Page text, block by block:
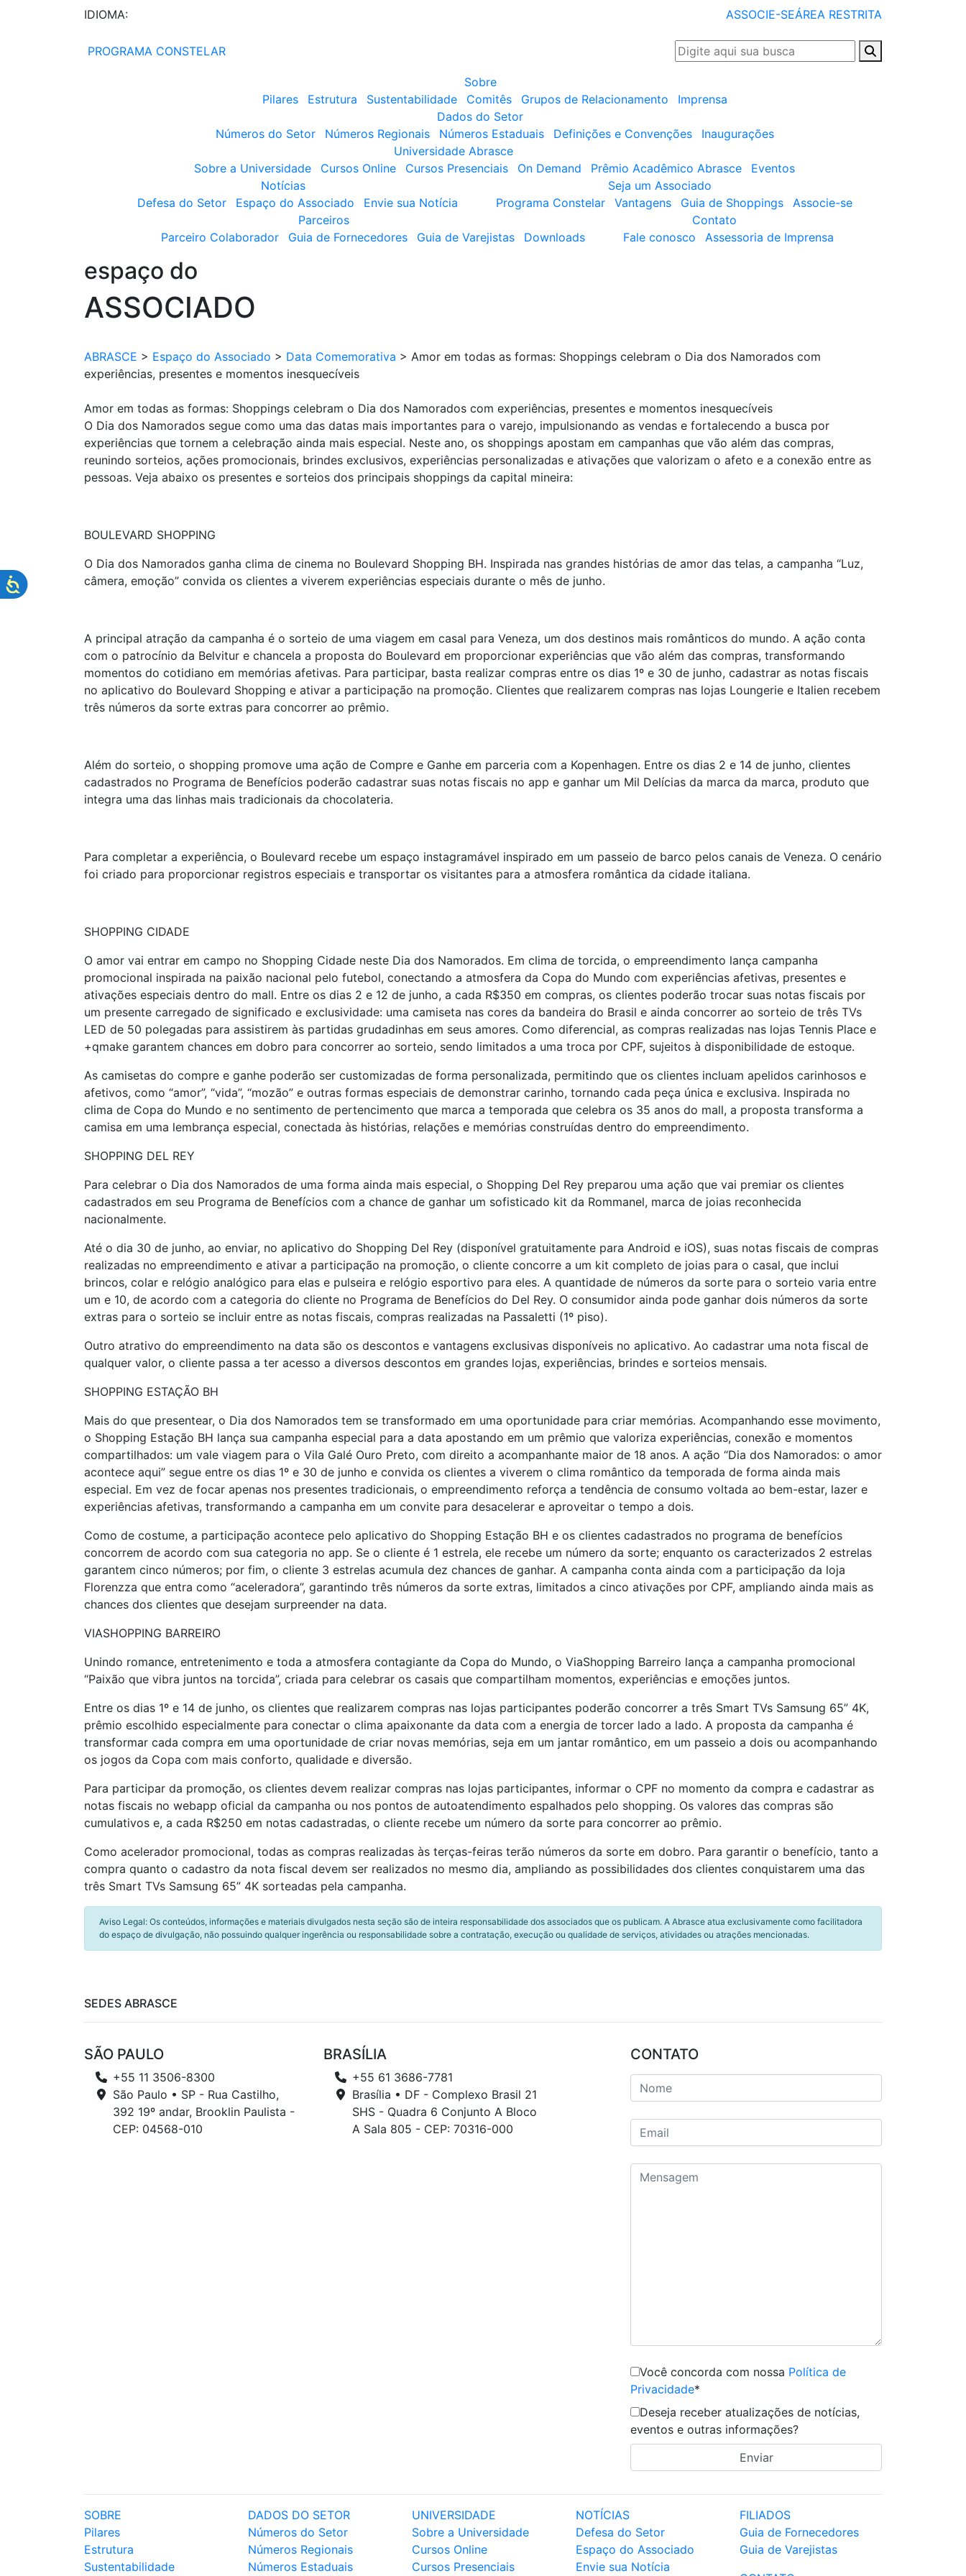
IDIOMA: ASSOCIE-SEÁREA RESTRITA
PROGRAMA CONSTELAR
Sobre
Pilares
Estrutura Sustentabilidade Comitês Grupos de Relacionamento
Imprensa
Dados do Setor
Números do Setor
Números Regionais Números Estaduais Definições e Convenções
Inaugurações
Universidade Abrasce
Sobre a Universidade
Cursos Online Cursos Presenciais On Demand Prêmio Acadêmico Abrasce
Eventos
Notícias
Defesa do Setor
Espaço do Associado Envie sua Notícia
Seja um Associado
Programa Constelar
Vantagens Guia de Shoppings
Associe-se
Parceiros
Parceiro Colaborador
Guia de Fornecedores Guia de Varejistas Downloads
Contato
Fale conosco
Assessoria de Imprensa
espaço do
ASSOCIADO
ABRASCE > Espaço do Associado > Data Comemorativa > Amor em todas as formas: Shoppings celebram o Dia dos Namorados com
experiências, presentes e momentos inesquecíveis
Amor em todas as formas: Shoppings celebram o Dia dos Namorados com experiências, presentes e momentos inesquecíveis
O Dia dos Namorados segue como uma das datas mais importantes para o varejo, impulsionando as vendas e fortalecendo a busca por
experiências que tornem a celebração ainda mais especial. Neste ano, os shoppings apostam em campanhas que vão além das compras,
reunindo sorteios, ações promocionais, brindes exclusivos, experiências personalizadas e ativações que valorizam o afeto e a conexão entre as
pessoas. Veja abaixo os presentes e sorteios dos principais shoppings da capital mineira:
BOULEVARD SHOPPING
O Dia dos Namorados ganha clima de cinema no Boulevard Shopping BH. Inspirada nas grandes histórias de amor das telas, a campanha “Luz,
câmera, emoção” convida os clientes a viverem experiências especiais durante o mês de junho.
A principal atração da campanha é o sorteio de uma viagem em casal para Veneza, um dos destinos mais românticos do mundo. A ação conta
com o patrocínio da Belvitur e chancela a proposta do Boulevard em proporcionar experiências que vão além das compras, transformando
momentos do cotidiano em memórias afetivas. Para participar, basta realizar compras entre os dias 1º e 30 de junho, cadastrar as notas fiscais
no aplicativo do Boulevard Shopping e ativar a participação na promoção. Clientes que realizarem compras nas lojas Loungerie e Italien recebem
três números da sorte extras para concorrer ao prêmio.
Além do sorteio, o shopping promove uma ação de Compre e Ganhe em parceria com a Kopenhagen. Entre os dias 2 e 14 de junho, clientes
cadastrados no Programa de Benefícios poderão cadastrar suas notas fiscais no app e ganhar um Mil Delícias da marca da marca, produto que
integra uma das linhas mais tradicionais da chocolateria.
Para completar a experiência, o Boulevard recebe um espaço instagramável inspirado em um passeio de barco pelos canais de Veneza. O cenário
foi criado para proporcionar registros especiais e transportar os visitantes para a atmosfera romântica da cidade italiana.
SHOPPING CIDADE
O amor vai entrar em campo no Shopping Cidade neste Dia dos Namorados. Em clima de torcida, o empreendimento lança campanha
promocional inspirada na paixão nacional pelo futebol, conectando a atmosfera da Copa do Mundo com experiências afetivas, presentes e
ativações especiais dentro do mall. Entre os dias 2 e 12 de junho, a cada R$350 em compras, os clientes poderão trocar suas notas fiscais por
um presente carregado de significado e exclusividade: uma camiseta nas cores da bandeira do Brasil e ainda concorrer ao sorteio de três TVs
LED de 50 polegadas para assistirem às partidas grudadinhas em seus amores. Como diferencial, as compras realizadas nas lojas Tennis Place e
+qmake garantem chances em dobro para concorrer ao sorteio, sendo limitados a uma troca por CPF, sujeitos à disponibilidade de estoque.
As camisetas do compre e ganhe poderão ser customizadas de forma personalizada, permitindo que os clientes incluam apelidos carinhosos e
afetivos, como “amor”, “vida”, “mozão” e outras formas especiais de demonstrar carinho, tornando cada peça única e exclusiva. Inspirada no
clima de Copa do Mundo e no sentimento de pertencimento que marca a temporada que celebra os 35 anos do mall, a proposta transforma a
camisa em uma lembrança especial, conectada às histórias, relações e memórias construídas dentro do empreendimento.
SHOPPING DEL REY
Para celebrar o Dia dos Namorados de uma forma ainda mais especial, o Shopping Del Rey preparou uma ação que vai premiar os clientes
cadastrados em seu Programa de Benefícios com a chance de ganhar um sofisticado kit da Rommanel, marca de joias reconhecida
nacionalmente.
Até o dia 30 de junho, ao enviar, no aplicativo do Shopping Del Rey (disponível gratuitamente para Android e iOS), suas notas fiscais de compras
realizadas no empreendimento e ativar a participação na promoção, o cliente concorre a um kit completo de joias para o casal, que inclui
brincos, colar e relógio analógico para elas e pulseira e relógio esportivo para eles. A quantidade de números da sorte para o sorteio varia entre
um e 10, de acordo com a categoria do cliente no Programa de Benefícios do Del Rey. O consumidor ainda pode ganhar dois números da sorte
extras para o sorteio se incluir entre as notas fiscais, compras realizadas na Passaletti (1º piso).
Outro atrativo do empreendimento na data são os descontos e vantagens exclusivas disponíveis no aplicativo. Ao cadastrar uma nota fiscal de
qualquer valor, o cliente passa a ter acesso a diversos descontos em grandes lojas, experiências, brindes e sorteios mensais.
SHOPPING ESTAÇÃO BH
Mais do que presentear, o Dia dos Namorados tem se transformado em uma oportunidade para criar memórias. Acompanhando esse movimento,
o Shopping Estação BH lança sua campanha especial para a data apostando em um prêmio que valoriza experiências, conexão e momentos
compartilhados: um vale viagem para o Vila Galé Ouro Preto, com direito a acompanhante maior de 18 anos. A ação “Dia dos Namorados: o amor
acontece aqui” segue entre os dias 1º e 30 de junho e convida os clientes a viverem o clima romântico da temporada de forma ainda mais
especial. Em vez de focar apenas nos presentes tradicionais, o empreendimento reforça a tendência de consumo voltada ao bem-estar, lazer e
experiências afetivas, transformando a campanha em um convite para desacelerar e aproveitar o tempo a dois.
Como de costume, a participação acontece pelo aplicativo do Shopping Estação BH e os clientes cadastrados no programa de benefícios
concorrem de acordo com sua categoria no app. Se o cliente é 1 estrela, ele recebe um número da sorte; enquanto os caracterizados 2 estrelas
garantem cinco números; por fim, o cliente 3 estrelas acumula dez chances de ganhar. A campanha conta ainda com a participação da loja
Florenzza que entra como “aceleradora”, garantindo três números da sorte extras, limitados a cinco ativações por CPF, ampliando ainda mais as
chances dos clientes que desejam surpreender na data.
VIASHOPPING BARREIRO
Unindo romance, entretenimento e toda a atmosfera contagiante da Copa do Mundo, o ViaShopping Barreiro lança a campanha promocional
“Paixão que vibra juntos na torcida”, criada para celebrar os casais que compartilham momentos, experiências e emoções juntos.
Entre os dias 1º e 14 de junho, os clientes que realizarem compras nas lojas participantes poderão concorrer a três Smart TVs Samsung 65” 4K,
prêmio escolhido especialmente para conectar o clima apaixonante da data com a energia de torcer lado a lado. A proposta da campanha é
transformar cada compra em uma oportunidade de criar novas memórias, seja em um jantar romântico, em um passeio a dois ou acompanhando
os jogos da Copa com mais conforto, qualidade e diversão.
Para participar da promoção, os clientes devem realizar compras nas lojas participantes, informar o CPF no momento da compra e cadastrar as
notas fiscais no webapp oficial da campanha ou nos pontos de autoatendimento espalhados pelo shopping. Os valores das compras são
cumulativos e, a cada R$250 em notas cadastradas, o cliente recebe um número da sorte para concorrer ao prêmio.
Como acelerador promocional, todas as compras realizadas às terças-feiras terão números da sorte em dobro. Para garantir o benefício, tanto a
compra quanto o cadastro da nota fiscal devem ser realizados no mesmo dia, ampliando as possibilidades dos clientes conquistarem uma das
três Smart TVs Samsung 65” 4K sorteadas pela campanha.
Aviso Legal: Os conteúdos, informações e materiais divulgados nesta seção são de inteira responsabilidade dos associados que os publicam. A Abrasce atua exclusivamente como facilitadora
do espaço de divulgação, não possuindo qualquer ingerência ou responsabilidade sobre a contratação, execução ou qualidade de serviços, atividades ou atrações mencionadas.
SEDES ABRASCE
SÃO PAULO
+55 11 3506-8300
São Paulo • SP - Rua Castilho,
392 19º andar, Brooklin Paulista -
CEP: 04568-010
BRASÍLIA
+55 61 3686-7781
Brasília • DF - Complexo Brasil 21
SHS - Quadra 6 Conjunto A Bloco
A Sala 805 - CEP: 70316-000
CONTATO
Você concorda com nossa Política de
Privacidade*
Deseja receber atualizações de notícias,
eventos e outras informações?
SOBRE
Pilares
Estrutura
Sustentabilidade
DADOS DO SETOR
Números do Setor
Números Regionais
Números Estaduais
UNIVERSIDADE
Sobre a Universidade
Cursos Online
Cursos Presenciais
NOTÍCIAS
Defesa do Setor
Espaço do Associado
Envie sua Notícia
FILIADOS
Guia de Fornecedores
Guia de Varejistas